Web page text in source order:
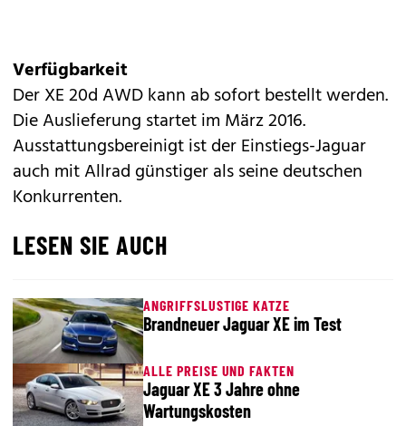
Verfügbarkeit
Der XE 20d AWD kann ab sofort bestellt werden.
Die Auslieferung startet im März 2016.
Ausstattungsbereinigt ist der Einstiegs-Jaguar
auch mit Allrad günstiger als seine deutschen
Konkurrenten.
LESEN SIE AUCH
ANGRIFFSLUSTIGE KATZE
Brandneuer Jaguar XE im Test
ALLE PREISE UND FAKTEN
Jaguar XE 3 Jahre ohne
Wartungskosten